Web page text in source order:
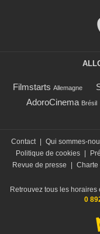
Filmstarts Allemagne
AdoroCinema Brésil
Contact Qui sommes-
Politique de cookies
Revue de presse
Charte
Retrouvez tous les
0